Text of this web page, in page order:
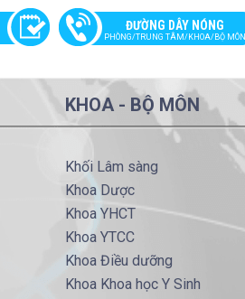
ĐƯỜNG DÂY NÓNG
PHÒNG/TRUNG TÂM/KHOA/BỘ MÔN
KHOA - BỘ MÔN
Khối Lâm sàng
Khoa Dược
Khoa YHCT
Khoa YTCC
Khoa Điều dưỡng
Khoa Khoa học Y Sinh